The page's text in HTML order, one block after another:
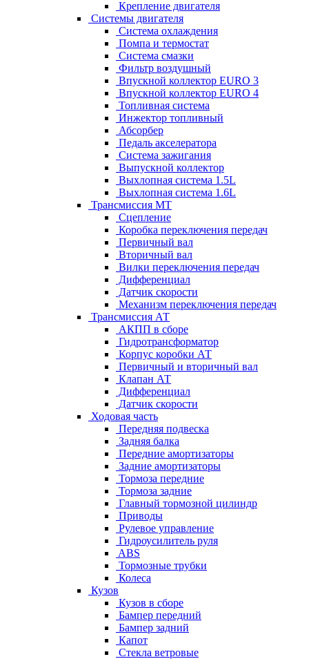
Крепление двигателя
Системы двигателя
Система охлаждения
Помпа и термостат
Система смазки
Фильтр воздушный
Впускной коллектор EURO 3
Впускной коллектор EURO 4
Топливная система
Инжектор топливный
Абсорбер
Педаль акселератора
Система зажигания
Выпускной коллектор
Выхлопная система 1.5L
Выхлопная система 1.6L
Трансмиссия МТ
Сцепление
Коробка переключения передач
Первичный вал
Вторичный вал
Вилки переключения передач
Дифференциал
Датчик скорости
Механизм переключения передач
Трансмиссия АТ
АКПП в сборе
Гидротрансформатор
Корпус коробки АТ
Первичный и вторичный вал
Клапан АТ
Дифференциал
Датчик скорости
Ходовая часть
Передняя подвеска
Задняя балка
Передние амортизаторы
Задние амортизаторы
Тормоза передние
Тормоза задние
Главный тормозной цилиндр
Приводы
Рулевое управление
Гидроусилитель руля
ABS
Тормозные трубки
Колеса
Кузов
Кузов в сборе
Бампер передний
Бампер задний
Капот
Стекла ветровые